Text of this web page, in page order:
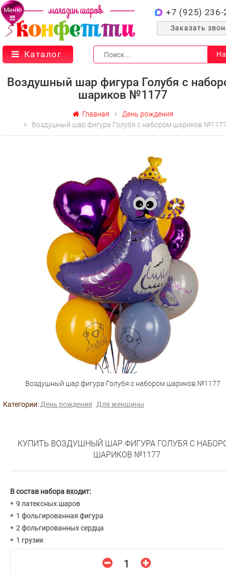
Меню +7 (925) 236-
Заказать
Каталог
Воздушный шар фигура Голубя с
шариков №1177
Главная
День рождения
Воздушный шар фигура Голубя с набором шариков
Воздушный шар фигура Голубя с набором шариков №1177
Категории: День рождения Для женщины
КУПИТЬ ВОЗДУШНЫЙ ШАР ФИГУРА ГОЛУБЯ С
ШАРИКОВ №1177
В состав набора входит:
9 латексных шаров
1 фольгированная фигура
2 фольгированных сердца
1 грузик